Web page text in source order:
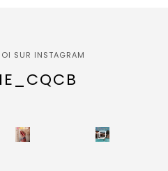
SUR INSTAGRAM